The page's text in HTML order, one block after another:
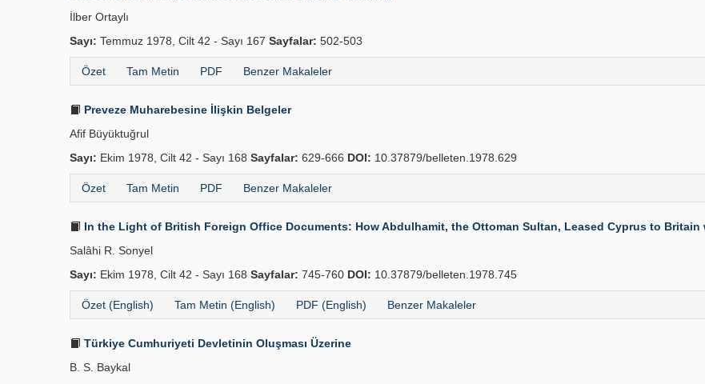
İlber Ortaylı
Sayı: Temmuz 1978, Cilt 42 - Sayı 167 Sayfalar: 502-503
Özet Tam Metin PDF Benzer Makaleler
Preveze Muharebesine İlişkin Belgeler
Afif Büyüktuğrul
Sayı: Ekim 1978, Cilt 42 - Sayı 168 Sayfalar: 629-666 DOI: 10.37879/belleten.1978.629
Özet Tam Metin PDF Benzer Makaleler
In the Light of British Foreign Office Documents: How Abdulhamit, the Ottoman Sultan, Leased Cyprus to
Salâhi R. Sonyel
Sayı: Ekim 1978, Cilt 42 - Sayı 168 Sayfalar: 745-760 DOI: 10.37879/belleten.1978.745
Özet (English) Tam Metin (English) PDF (English) Benzer Makaleler
Türkiye Cumhuriyeti Devletinin Oluşması Üzerine
B. S. Baykal